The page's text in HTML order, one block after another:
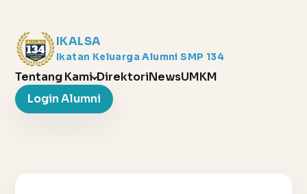
IKALSA
Ikatan Keluarga Alumni SMP 134
Tentang Kami DirektoriNewsUMKM
Login Alumni